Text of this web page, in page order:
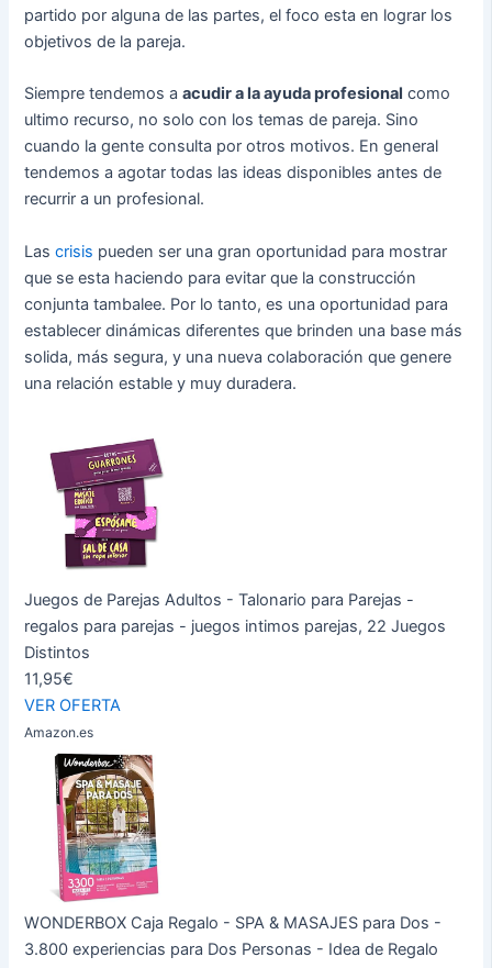
partido por alguna de las partes, el foco esta en lograr los
objetivos de la pareja.
Siempre tendemos aacudir a la ayuda profesional como
ultimo recurso, no solo con los temas de pareja. Sino
cuando la gente consulta por otros motivos. En general
tendemos a agotar todas las ideas disponibles antes de
recurrir a un profesional.
Lascrisis pueden ser una gran oportunidad para mostrar
que se esta haciendo para evitar que la construcción
conjunta tambalee. Por lo tanto, es una oportunidad para
establecer dinámicas diferentes que brinden una base más
solida, más segura, y una nueva colaboración que genere
una relación estable y muy duradera.
Juegos de Parejas Adultos - Talonario para Parejas -
regalos para parejas - juegos intimos parejas, 22 Juegos
Distintos
11,95€
VER OFERTA
Amazon.es
WONDERBOX Caja Regalo - SPA & MASAJES para Dos -
3.800 experiencias para Dos Personas - Idea de Regalo